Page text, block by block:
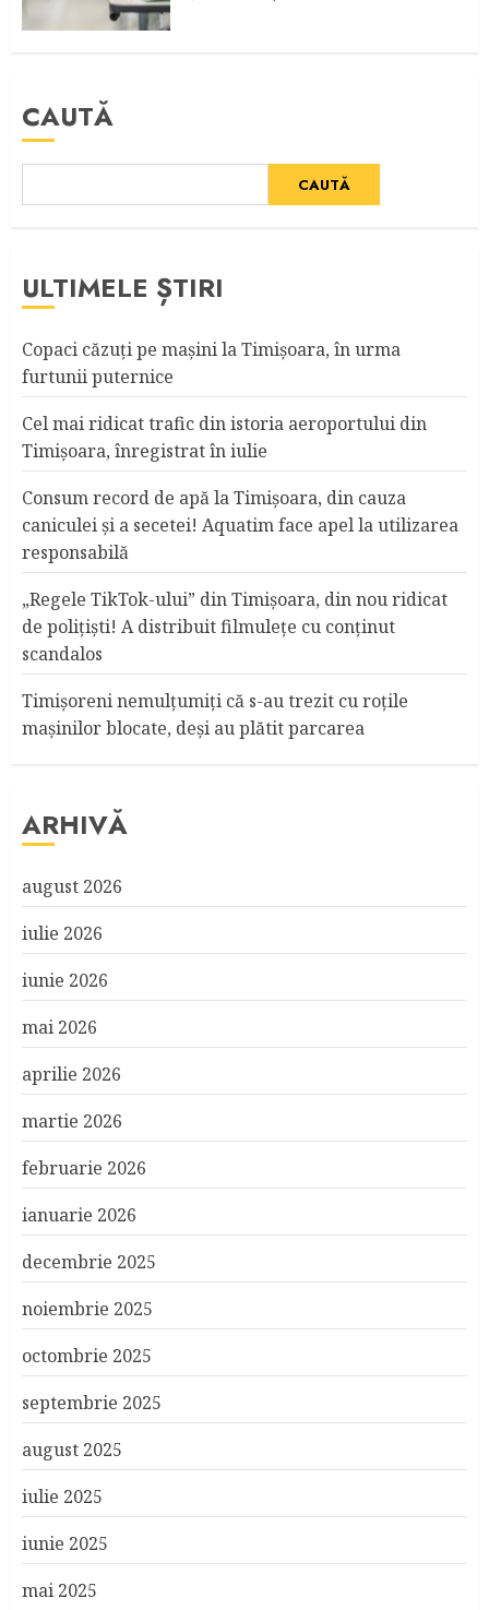
CAUTĂ
CAUTĂ
ULTIMELE ȘTIRI
Copaci căzuţi pe maşini la Timişoara, în urma
furtunii puternice
Cel mai ridicat trafic din istoria aeroportului din
Timişoara, înregistrat în iulie
Consum record de apă la Timişoara, din cauza
caniculei şi a secetei! Aquatim face apel la utilizarea
responsabilă
„Regele TikTok-ului” din Timişoara, din nou ridicat
de poliţişti! A distribuit filmuleţe cu conţinut
scandalos
Timişoreni nemulţumiţi că s-au trezit cu roţile
maşinilor blocate, deşi au plătit parcarea
ARHIVĂ
august 2026
iulie 2026
iunie 2026
mai 2026
aprilie 2026
martie 2026
februarie 2026
ianuarie 2026
decembrie 2025
noiembrie 2025
octombrie 2025
septembrie 2025
august 2025
iulie 2025
iunie 2025
mai 2025